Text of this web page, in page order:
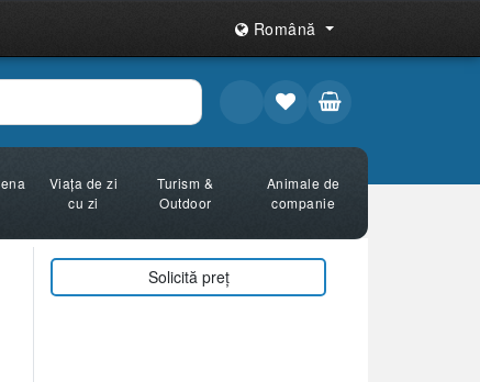
Română
Viața de zi
cu zi
Turism &
Outdoor
Animale de
companie
Solicită preț